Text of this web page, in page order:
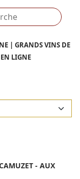
| GRANDS VINS DE
LIGNE
- AUX